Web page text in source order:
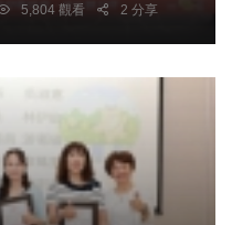
5,804 觀看 2 分享